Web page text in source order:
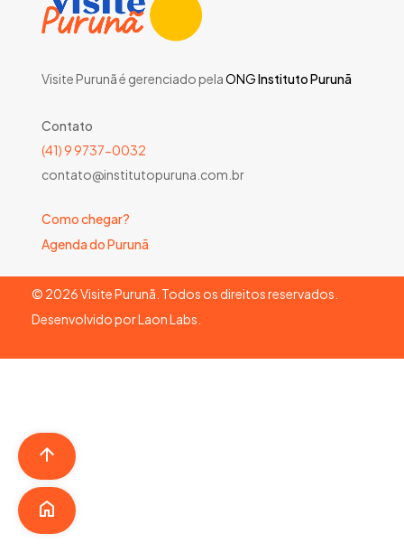
Visite Purunã é gerenciado pelaONGInstituto Purunã
Contato
(41) 9 9737-0032
contato@institutopuruna.com.br
Como chegar?
Agenda do Purunã
© 2026Visite Purunã. Todos os direitos reservados.
Desenvolvido porLaon Labs